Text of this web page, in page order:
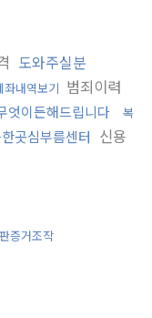
도와주실분
좌내역보기 범죄이력
엇이든해드립니다
복
곳심부름센터 신용
증거조작